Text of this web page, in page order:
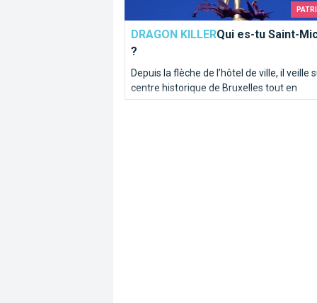
DRAGON KILLERQui es-tu Saint-
?
Depuis la flèche de l’hôtel de ville, il veille
centre historique de Bruxelles tout en
terrassant un dragon. Qui se cache